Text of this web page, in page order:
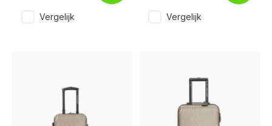
Vergelijk Vergelijk